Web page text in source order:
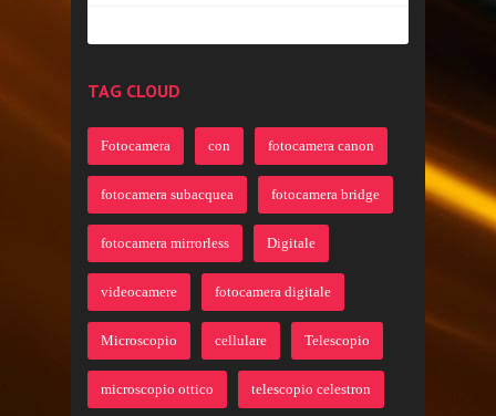
TAG CLOUD
Fotocamera con fotocamera canon
fotocamera subacquea fotocamera bridge
fotocamera mirrorless Digitale
videocamere fotocamera digitale
Microscopio cellulare Telescopio
microscopio ottico telescopio celestron